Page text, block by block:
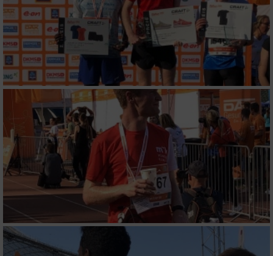
Analyse von Zielgruppen durch Statistiken
oder Kombinationen von Daten aus
verschiedenen Quellen
Entwicklung und Verbesserung der Angebote
Verwendung reduzierter Daten zur Auswahl
von Inhalten
IAB-Besonderheiten:
Verwendung genauer Standortdaten
Geräte anhand von aktiv angeforderten
Informationen identifizieren
Nicht-IAB-Verarbeitungszwecke:
Notwendig